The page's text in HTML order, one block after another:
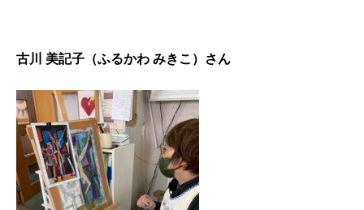
古川 美記子（ふるかわ みきこ）さん